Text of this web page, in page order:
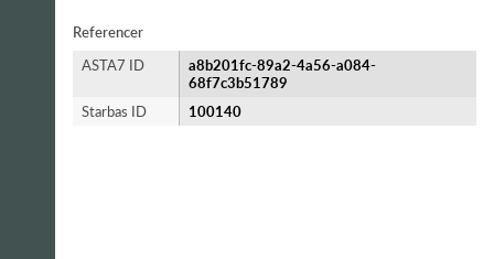
Referencer
ASTA7 ID
a8b201fc-89a2-4a56-a084-
68f7c3b51789
Starbas ID
100140